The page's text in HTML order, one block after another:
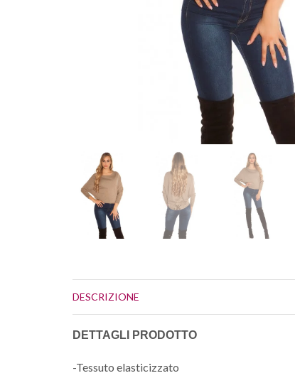
DESCRIZIONE
DETTAGLI PRODOTTO
-Tessuto elasticizzato